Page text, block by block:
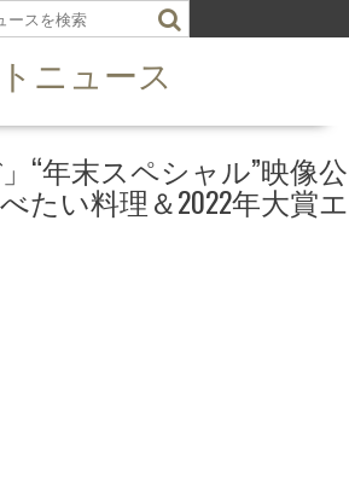
ニュース
“年末スペシャル”映像公
たい料理＆2022年大賞エ